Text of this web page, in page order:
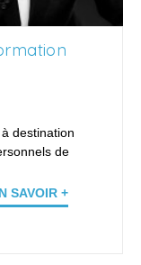
destination
de
SAVOIR +